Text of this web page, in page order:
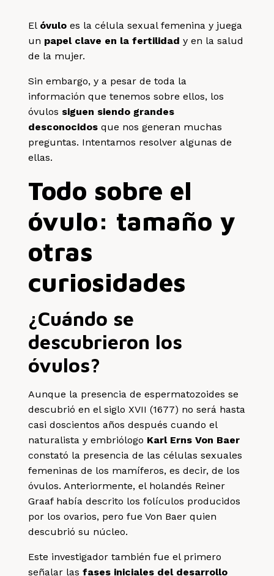
El óvulo es la célula sexual femenina y juega
un papel clave en la fertilidad y en la salud
de la mujer.
Sin embargo, y a pesar de toda la
información que tenemos sobre ellos, los
óvulos siguen siendo grandes
desconocidos que nos generan muchas
preguntas. Intentamos resolver algunas de
ellas.
Todo sobre el
óvulo: tamaño y
otras
curiosidades
¿Cuándo se
descubrieron los
óvulos?
Aunque la presencia de espermatozoides se
descubrió en el siglo XVII (1677) no será hasta
casi doscientos años después cuando el
naturalista y embriólogo Karl Erns Von Baer
constató la presencia de las células sexuales
femeninas de los mamíferos, es decir, de los
óvulos. Anteriormente, el holandés Reiner
Graaf había descrito los folículos producidos
por los ovarios, pero fue Von Baer quien
descubrió su núcleo.
Este investigador también fue el primero
señalar lasfases iniciales del desarrollo